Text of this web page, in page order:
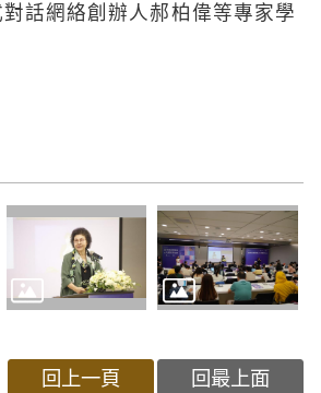
話網絡創辦人郝柏偉等專家學
回上一頁 回最上面